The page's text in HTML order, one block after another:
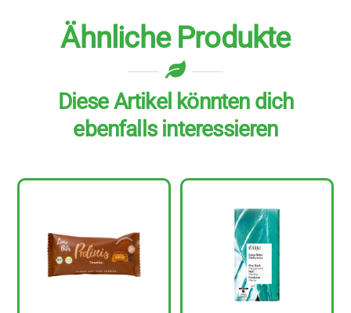
Ähnliche Produkte
Diese Artikel könnten dich
ebenfalls interessieren